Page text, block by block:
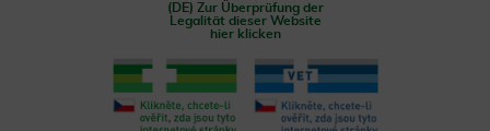
(DE) Zur Überprüfung der
Legalität dieser Website
hier klicken